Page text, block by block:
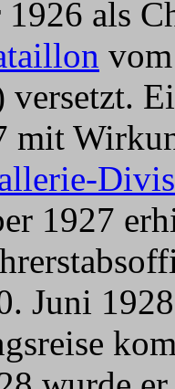
als
mit
1927
Juni